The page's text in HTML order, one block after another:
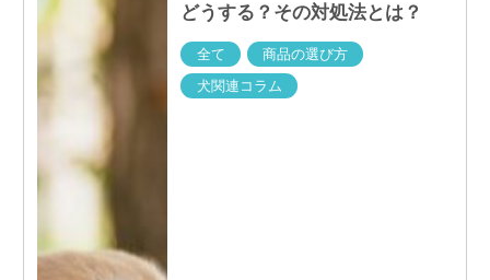
どうする？その対処法とは？
全て
商品の選び方
犬関連コラム